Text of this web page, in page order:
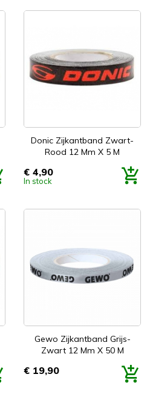
Donic Zijkantband Zwart-
Rood 12 Mm X 5 M
Prijs
€ 4,90
In stock
Gewo Zijkantband Grijs-
Zwart 12 Mm X 50 M
Prijs
€ 19,90